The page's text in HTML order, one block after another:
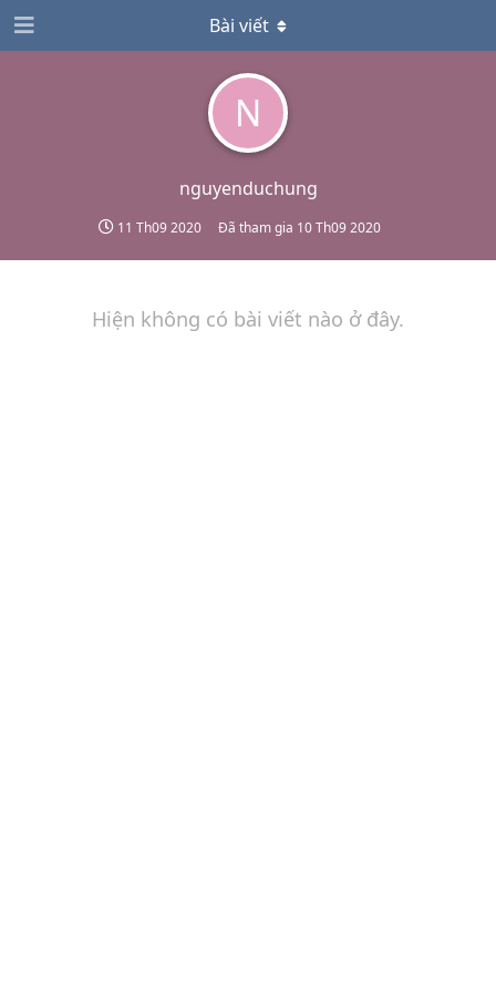
N
nguyenduchung
11 Th09 2020 Đã tham gia 10 Th09 2020
Bài viết
Hiện không có bài viết nào ở đây.